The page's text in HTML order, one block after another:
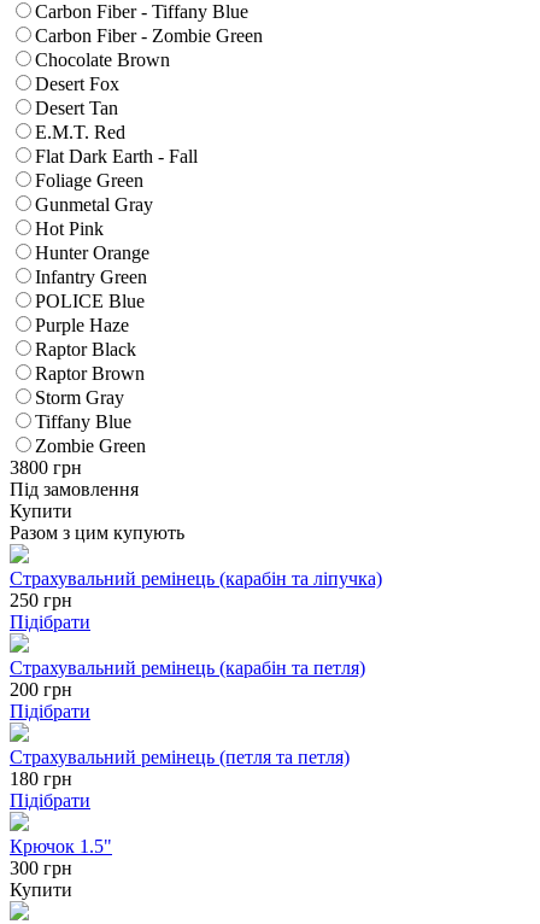
Carbon Fiber - Tiffany Blue
Carbon Fiber - Zombie Green
Chocolate Brown
Desert Fox
Desert Tan
E.M.T. Red
Flat Dark Earth - Fall
Foliage Green
Gunmetal Gray
Hot Pink
Hunter Orange
Infantry Green
POLICE Blue
Purple Haze
Raptor Black
Raptor Brown
Storm Gray
Tiffany Blue
Zombie Green
3800 грн
Під замовлення
Купити
Разом з цим купують
Страхувальний ремінець (карабін та ліпучка)
250 грн
Підібрати
Страхувальний ремінець (карабін та петля)
200 грн
Підібрати
Страхувальний ремінець (петля та петля)
180 грн
Підібрати
Крючок 1.5"
300 грн
Купити